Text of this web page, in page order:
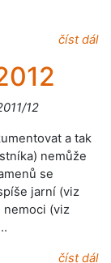
číst dál
12
a tak
nemůže
se
jarní (viz
nemoci (viz
číst dál